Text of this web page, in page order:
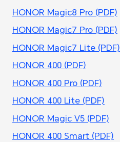
HONOR Magic8 Pro (PDF)
HONOR Magic7 Pro (PDF)
HONOR Magic7 Lite (PDF)
HONOR 400 (PDF)
HONOR 400 Pro (PDF)
HONOR 400 Lite (PDF)
HONOR Magic V5 (PDF)
HONOR 400 Smart (PDF)